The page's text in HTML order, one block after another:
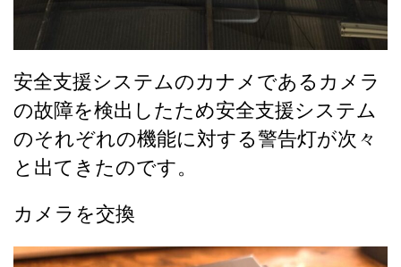
安全支援システムのカナメであるカメラ
の故障を検出したため安全支援システム
のそれぞれの機能に対する警告灯が次々
と出てきたのです。
カメラを交換